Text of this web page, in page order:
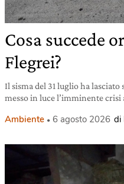
Cosa succede
Flegrei?
Il sisma del 31 luglio ha lasciato
messo in luce l’imminente
Ambiente 6 agosto 2026 di